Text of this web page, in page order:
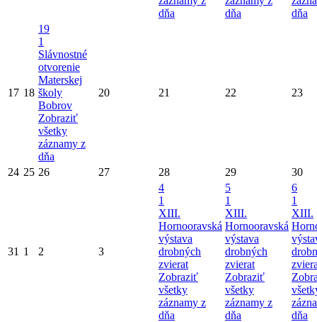
dňa
dňa
dňa
17 18
19
1
Slávnostné
otvorenie
Materskej
školy
Bobrov
Zobraziť
všetky
záznamy z
dňa
20 21 22 23
24 25 26 27 28 29 30
31 1 2 3
4
1
XIII.
Hornooravská
výstava
drobných
zvierat
Zobraziť
všetky
záznamy z
dňa
5
1
XIII.
Hornooravská
výstava
drobných
zvierat
Zobraziť
všetky
záznamy z
dňa
6
1
XIII.
dňa